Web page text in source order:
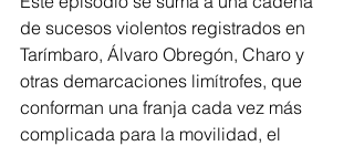
de sucesos violentos registrados en
Tarímbaro, Álvaro Obregón, Charo y
otras demarcaciones limítrofes, que
conforman una franja cada vez más
complicada para la movilidad, el